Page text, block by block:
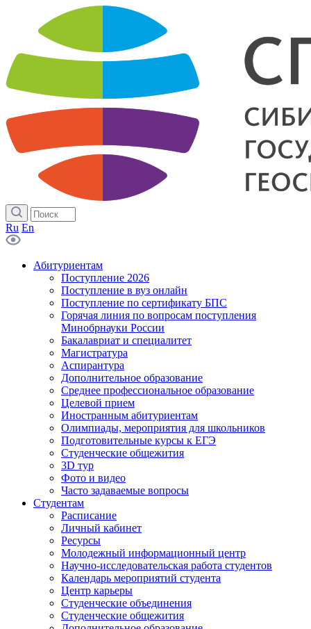
Ru En
Абитуриентам
Поступление 2026
Поступление в вуз онлайн
Поступление по сертификату БПС
Горячая линия по вопросам поступления
Минобрнауки России
Бакалавриат и специалитет
Магистратура
Аспирантура
Дополнительное образование
Среднее профессиональное образование
Целевой прием
Иностранным абитуриентам
Олимпиады, мероприятия для школьников
Подготовительные курсы к ЕГЭ
Студенческие общежития
3D тур
Фото и видео
Часто задаваемые вопросы
Студентам
Расписание
Личный кабинет
Ресурсы
Молодежный информационный центр
Научно-исследовательская работа студентов
Календарь мероприятий студента
Центр карьеры
Студенческие объединения
Студенческие общежития